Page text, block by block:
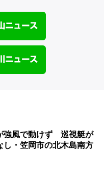
強風で動けず 巡視艇が
・笠岡市の北木島南方